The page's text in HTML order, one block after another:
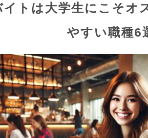
イトは大学生にこそオ
やすい職種6